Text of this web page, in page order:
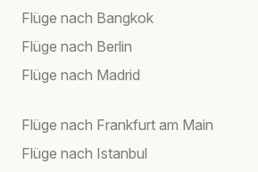
Flüge nach Bangkok
Flüge nach Berlin
Flüge nach Madrid
Flüge nach Frankfurt am Main
Flüge nach Istanbul